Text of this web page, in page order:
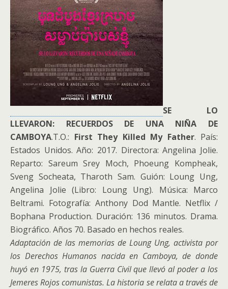
SE LO
LLEVARON: RECUERDOS DE UNA NIÑA DE
CAMBOYA.T.O.: First They Killed My Father. País:
Estados Unidos. Año: 2017. Directora: Angelina Jolie.
Reparto: Sareum Srey Moch, Phoeung Kompheak,
Sveng Socheata, Tharoth Sam. Guión: Loung Ung,
Angelina Jolie (Libro: Loung Ung). Música: Marco
Beltrami. Fotografía: Anthony Dod Mantle. Netflix /
Bophana Production. Duración: 136 minutos. Drama.
Biográfico. Años 70. Basado en hechos reales.
Adaptación de las memorias de Loung Ung, activista por
los Derechos Humanos nacida en Camboya, de donde
huyó en 1975, tras la Guerra Civil que llevó al poder a los
Jemeres Rojos comunistas. La historia se relata a través de